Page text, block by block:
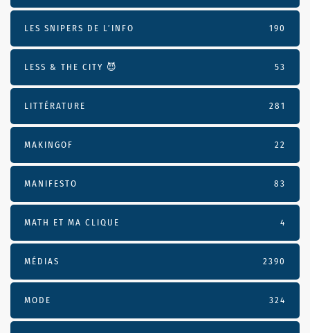
LES SNIPERS DE L’INFO 190
LESS & THE CITY 😈 53
LITTÉRATURE 281
MAKINGOF 22
MANIFESTO 83
MATH ET MA CLIQUE 4
MÉDIAS 2390
MODE 324